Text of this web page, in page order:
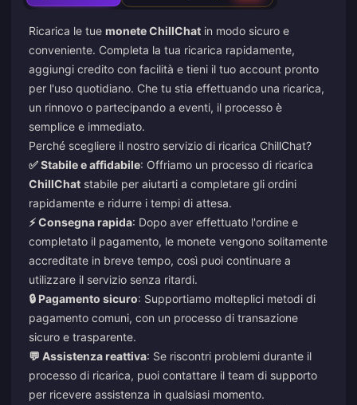
Ricarica le tue monete ChillChat in modo sicuro e
conveniente. Completa la tua ricarica rapidamente,
aggiungi credito con facilità e tieni il tuo account pronto
per l'uso quotidiano. Che tu stia effettuando una ricarica,
un rinnovo o partecipando a eventi, il processo è
semplice e immediato.
Perché scegliere il nostro servizio di ricarica ChillChat?
✅ Stabile e affidabile: Offriamo un processo di ricarica
ChillChat stabile per aiutarti a completare gli ordini
rapidamente e ridurre i tempi di attesa.
⚡ Consegna rapida: Dopo aver effettuato l'ordine e
completato il pagamento, le monete vengono solitamente
accreditate in breve tempo, così puoi continuare a
utilizzare il servizio senza ritardi.
🔒 Pagamento sicuro: Supportiamo molteplici metodi di
pagamento comuni, con un processo di transazione
sicuro e trasparente.
💬 Assistenza reattiva: Se riscontri problemi durante il
processo di ricarica, puoi contattare il team di supporto
per ricevere assistenza in qualsiasi momento.